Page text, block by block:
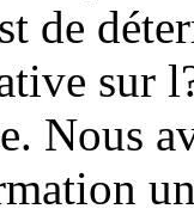
de
sur
Nous